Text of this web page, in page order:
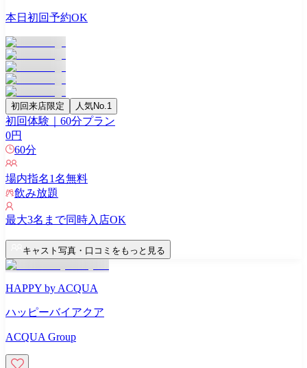
本日初回予約OK
初回来店限定 人気No.1
初回体験｜60分プラン
0円
60分
場内指名1名無料
飲み放題
最大3名まで同時入店OK
キャスト写真・口コミをもっと見る
HAPPY by ACQUA
ハッピーバイアクア
ACQUA Group